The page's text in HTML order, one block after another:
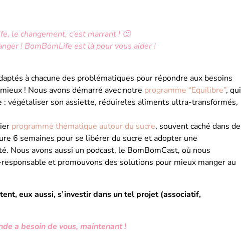
le changement, c’est marrant ! 🙂
! BomBomLife est là pour vous aider !
à chacune des problématiques pour répondre aux besoins
! Nous avons démarré avec notre programme “Equilibre”, qui
: végétaliser son assiette, réduireles aliments ultra-transformés,
programme thématique autour du sucre, souvent caché dans de
6 semaines pour se libérer du sucre et adopter une
Nous avons aussi un podcast, le BomBomCast, où nous
et promouvons des solutions pour mieux manger au
eux aussi, s’investir dans un tel projet (associatif,
a besoin de vous, maintenant !